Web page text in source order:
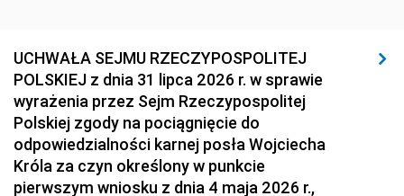
UCHWAŁA SEJMU RZECZYPOSPOLITEJ
POLSKIEJ z dnia 31 lipca 2026 r. w sprawie
wyrażenia przez Sejm Rzeczypospolitej
Polskiej zgody na pociągnięcie do
odpowiedzialności karnej posła Wojciecha
Króla za czyn określony w punkcie
pierwszym wniosku z dnia 4 maja 2026 r.,